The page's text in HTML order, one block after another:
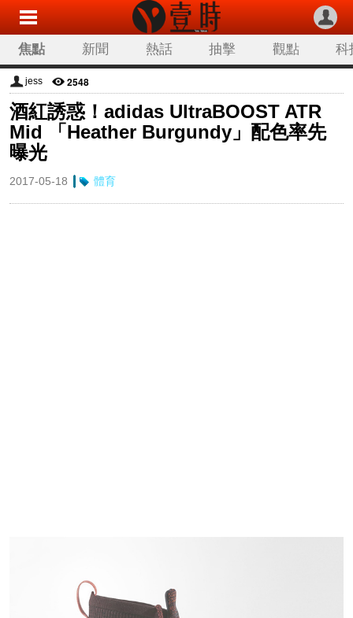
焦點 新聞 熱話 抽擊 觀點 科
jess 2548
酒紅誘惑！adidas UltraBOOST ATR
Mid 「Heather Burgundy」配色率先
曝光
2017-05-18 體育